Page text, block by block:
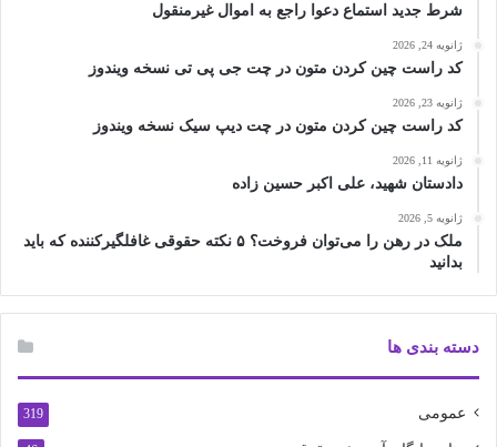
شرط جدید استماع دعوا راجع به اموال غیرمنقول
ژانویه 24, 2026
کد راست چین کردن متون در چت جی پی تی نسخه ویندوز
ژانویه 23, 2026
کد راست چین کردن متون در چت دیپ سیک نسخه ویندوز
ژانویه 11, 2026
دادستان شهید، علی اکبر حسین زاده
ژانویه 5, 2026
ملک در رهن را می‌توان فروخت؟ ۵ نکته حقوقی غافلگیرکننده که باید
بدانید
دسته بندی ها
عمومی 319